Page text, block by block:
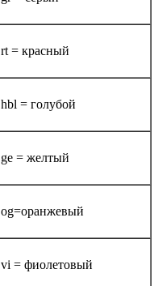
rt = красный
hbl = голубой
ge = желтый
og=оранжевый
vi = фиолетовый